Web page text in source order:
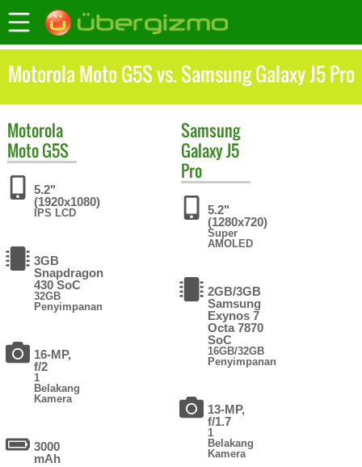
Motorola Moto G5S vs. Samsung Galaxy J5 Pro
Motorola
Moto G5S
5.2"
(1920x1080)
IPS LCD
3GB
Snapdragon
430 SoC
32GB
Penyimpanan
16-MP,
f/2
1
Belakang
Kamera
3000
mAh
Samsung
Galaxy J5
Pro
5.2"
(1280x720)
Super
AMOLED
2GB/3GB
Samsung
Exynos 7
Octa 7870
SoC
16GB/32GB
Penyimpanan
13-MP,
f/1.7
1
Belakang
Kamera